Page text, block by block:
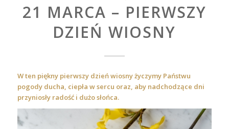
21 MARCA – PIERWSZY
DZIEŃ WIOSNY
W ten piękny pierwszy dzień wiosny życzymy Państwu
pogody ducha, ciepła w sercu oraz, aby nadchodzące dni
przyniosły radość i dużo słońca.